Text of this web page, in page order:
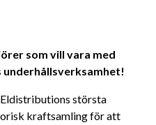
som vill vara med
underhållsverksamhet!
största
kraftsamling för att